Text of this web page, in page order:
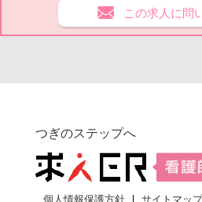
この求人に問
つぎのステップへ
個人情報保護方針 サイトマップ